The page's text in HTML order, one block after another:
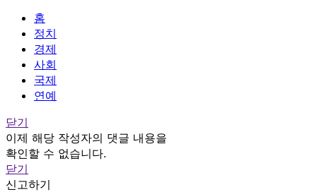
홈
정치
경제
사회
국제
연예
닫기
이제 해당 작성자의 댓글 내용을
확인할 수 없습니다.
닫기
신고하기